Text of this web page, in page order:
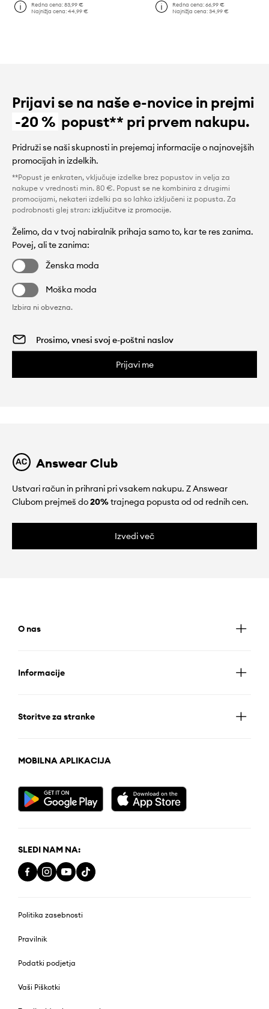
Redna cena:83,99 €
Najnižja cena:44,99 €
Redna cena: 66,99 €
Najnižja cena: 34,99 €
Prijavi se na naše e-novice in prejmi
-20 % popust** pri prvem nakupu.
Pridruži se naši skupnosti in prejemaj informacije o najnovejših
promocijah in izdelkih.
**Popust je enkraten, vključuje izdelke brez popustov in velja za
nakupe v vrednosti min. 80 €. Popust se ne kombinira z drugimi
promocijami, nekateri izdelki pa so lahko izključeni iz popusta. Za
podrobnosti glej stran: izključitve iz promocije.
Želimo, da v tvoj nabiralnik prihaja samo to, kar te res zanima.
Povej, ali te zanima:
Ženska moda
Moška moda
Izbira ni obvezna.
Prijavi me
Answear Club
Ustvari račun in prihrani pri vsakem nakupu. Z Answear
Clubom prejmeš do20%trajnega popusta od od rednih cen.
Izvedi več
O nas
Informacije
Storitve za stranke
MOBILNA APLIKACIJA
SLEDI NAM NA:
Politika zasebnosti
Pravilnik
Podatki podjetja
Vaši Piškotki